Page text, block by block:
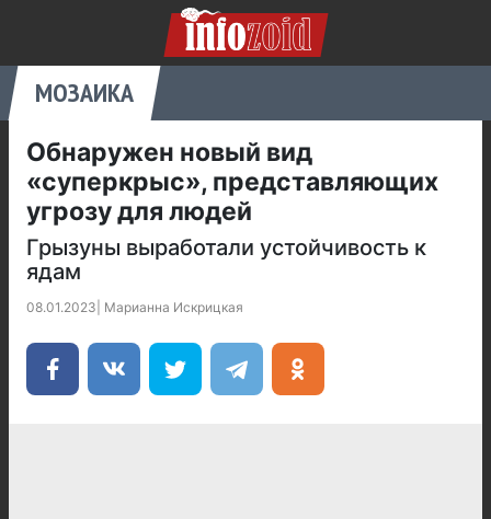
МОЗАИКА
Обнаружен новый вид
«суперкрыс», представляющих
угрозу для людей
Грызуны выработали устойчивость к
ядам
08.01.2023 Марианна Искрицкая